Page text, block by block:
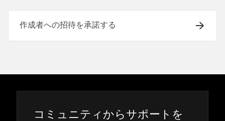
作成者への招待を承諾する
コミ⁠ュニテ⁠ィからサポ⁠ートを